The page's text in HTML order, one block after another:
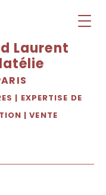
Laurent
| EXPERTISE DE
| VENTE